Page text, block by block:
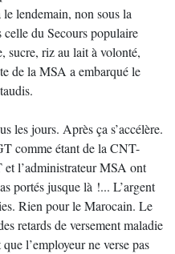
lendemain, non sous la
du Secours populaire
sucre, riz au lait à volonté,
de la MSA a embarqué le
les jours. Après ça s’accélère.
comme étant de la CNT-
l’administrateur MSA ont
portés jusque là !... L’argent
Rien pour le Marocain. Le
retards de versement maladie
l’employeur ne verse pas